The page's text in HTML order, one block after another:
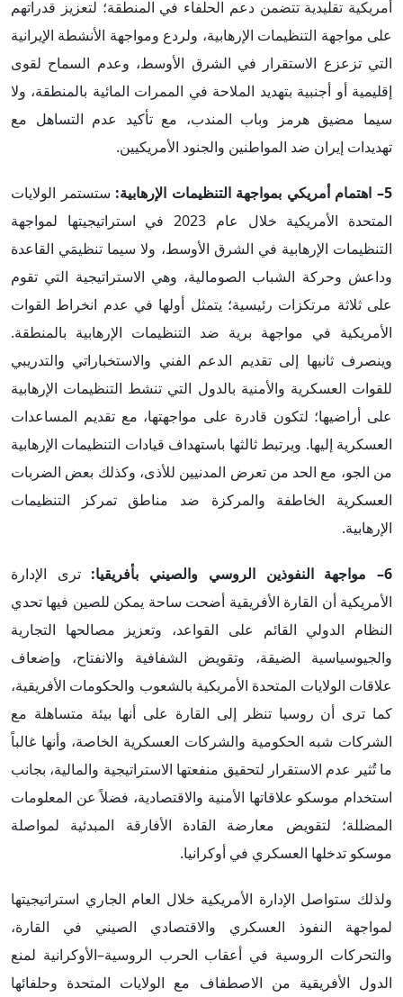
أمريكية تقليدية تتضمن دعم الحلفاء في المنطقة؛ لتعزيز قدراتهم
على مواجهة التنظيمات الإرهابية، ولردع ومواجهة الأنشطة الإيرانية
التي تزعزع الاستقرار في الشرق الأوسط، وعدم السماح لقوى
إقليمية أو أجنبية بتهديد الملاحة في الممرات المائية بالمنطقة، ولا
سيما مضيق هرمز وباب المندب، مع تأكيد عدم التساهل مع
تهديدات إيران ضد المواطنين والجنود الأمريكيين.
5– اهتمام أمريكي بمواجهة التنظيمات الإرهابية: ستستمر الولايات
المتحدة الأمريكية خلال عام 2023 في استراتيجيتها لمواجهة
التنظيمات الإرهابية في الشرق الأوسط، ولا سيما تنظيمَي القاعدة
وداعش وحركة الشباب الصومالية، وهي الاستراتيجية التي تقوم
على ثلاثة مرتكزات رئيسية؛ يتمثل أولها في عدم انخراط القوات
الأمريكية في مواجهة برية ضد التنظيمات الإرهابية بالمنطقة.
وينصرف ثانيها إلى تقديم الدعم الفني والاستخباراتي والتدريبي
للقوات العسكرية والأمنية بالدول التي تنشط التنظيمات الإرهابية
على أراضيها؛ لتكون قادرة على مواجهتها، مع تقديم المساعدات
العسكرية إليها. ويرتبط ثالثها باستهداف قيادات التنظيمات الإرهابية
من الجو، مع الحد من تعرض المدنيين للأذى، وكذلك بعض الضربات
العسكرية الخاطفة والمركزة ضد مناطق تمركز التنظيمات
الإرهابية.
6– مواجهة النفوذين الروسي والصيني بأفريقيا:
ترى الإدارة
الأمريكية أن القارة الأفريقية أضحت ساحة يمكن للصين فيها تحدي
النظام الدولي القائم على القواعد، وتعزيز مصالحها التجارية
والجيوسياسية الضيقة، وتقويض الشفافية والانفتاح، وإضعاف
علاقات الولايات المتحدة الأمريكية بالشعوب والحكومات الأفريقية،
كما ترى أن روسيا تنظر إلى القارة على أنها بيئة متساهلة مع
الشركات شبه الحكومية والشركات العسكرية الخاصة، وأنها غالباً
ما تُثير عدم الاستقرار لتحقيق منفعتها الاستراتيجية والمالية، بجانب
استخدام موسكو علاقاتها الأمنية والاقتصادية، فضلاً عن المعلومات
المضللة؛ لتقويض معارضة القادة الأفارقة المبدئية لمواصلة
موسكو تدخلها العسكري في أوكرانيا.
ولذلك ستواصل الإدارة الأمريكية خلال العام الجاري استراتيجيتها
لمواجهة النفوذ العسكري والاقتصادي الصيني في القارة،
والتحركات الروسية في أعقاب الحرب الروسية–الأوكرانية لمنع
الدول الأفريقية من الاصطفاف مع الولايات المتحدة وحلفائها